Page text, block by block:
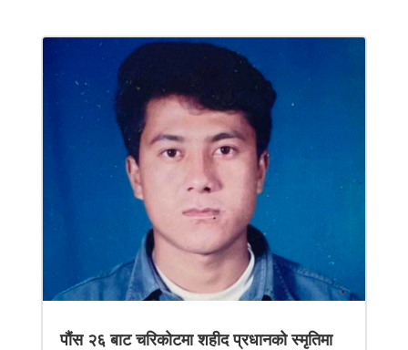
पौंस २६ बाट चरिकोटमा शहीद प्रधानको स्मृतिमा